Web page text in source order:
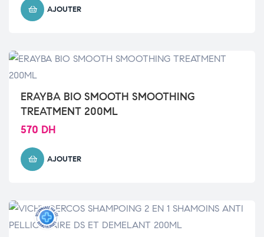
AJOUTER
ERAYBA BIO SMOOTH SMOOTHING
TREATMENT 200ML
570 DH
AJOUTER